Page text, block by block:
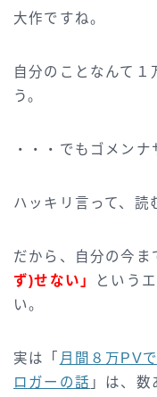
大作ですね。
自分のことなんて１
う。
・・・でもゴメン
ハッキリ言って、読
だから、自分の今ま
ず)せない」
という
い。
実は「 月間８万PV
ロガーの話 」は、